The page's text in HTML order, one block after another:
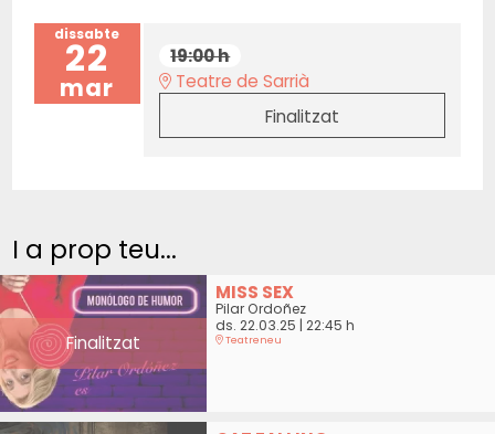
dissabte
22
mar
19:00 h
Teatre de Sarrià
Finalitzat
I a prop teu...
Finalitzat
MISS SEX
Pilar Ordoñez
ds. 22.03.25 | 22:45 h
Teatreneu